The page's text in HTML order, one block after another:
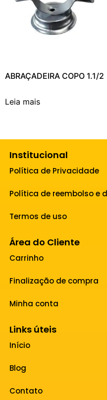
ABRAÇADEIRA COPO 1.1/2
Leia mais
Institucional
Política de Privacidade
Política de reembolso e
Termos de uso
Área do Cliente
Carrinho
Finalização de compra
Minha conta
Links úteis
Início
Blog
Contato